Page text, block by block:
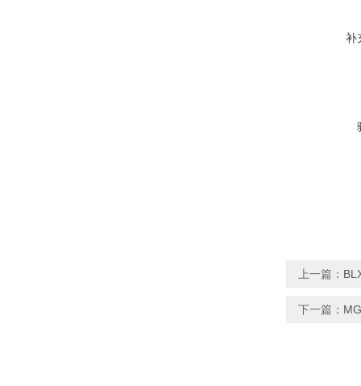
补
上一篇：
下一篇：